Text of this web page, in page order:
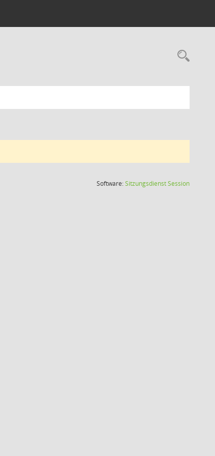
Software:SitzungsdienstSession(Wird in